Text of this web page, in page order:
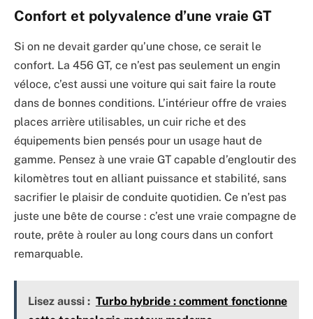
Confort et polyvalence d’une vraie GT
Si on ne devait garder qu’une chose, ce serait le
confort. La 456 GT, ce n’est pas seulement un engin
véloce, c’est aussi une voiture qui sait faire la route
dans de bonnes conditions. L’intérieur offre de vraies
places arrière utilisables, un cuir riche et des
équipements bien pensés pour un usage haut de
gamme. Pensez à une vraie GT capable d’engloutir des
kilomètres tout en alliant puissance et stabilité, sans
sacrifier le plaisir de conduite quotidien. Ce n’est pas
juste une bête de course : c’est une vraie compagne de
route, prête à rouler au long cours dans un confort
remarquable.
Lisez aussi : Turbo hybride : comment fonctionne